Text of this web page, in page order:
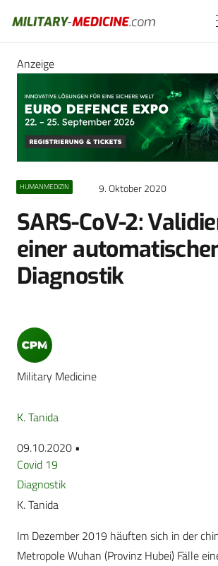
Anzeige
HUMANMEDIZIN 9. Oktober 2020
SARS-CoV-2:
einer
Diagnostik
Military Medicine
K. Tanida
09.10.2020 •
Covid 19
Diagnostik
K. Tanida
Im Dezember 2019 häuften sich in der
Metropole Wuhan (Provinz Hubei) Fälle